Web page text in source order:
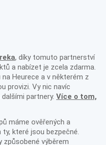
, díky tomuto partnerství
a nabízet je zcela zdarma.
Heurece a v některém z
provizi. Vy nic navíc
partnery. Více o tom,
máme ověřených a
které jsou bezpečné.
způsobené výběrem